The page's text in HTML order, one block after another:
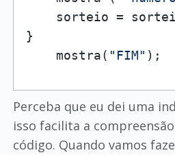
sorteio =
}
    mostra(
"FIM" );
Perceba que eu dei uma
isso facilita a
código. Quando vamos